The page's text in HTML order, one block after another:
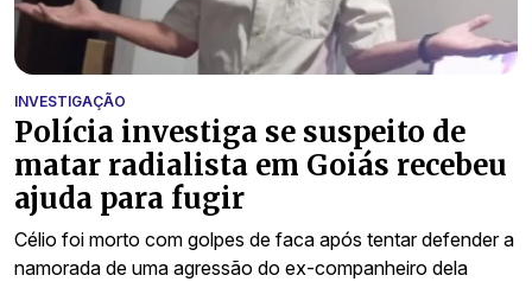
INVESTIGAÇÃO
Polícia investiga se suspeito de
matar radialista em Goiás recebeu
ajuda para fugir
Célio foi morto com golpes de faca após tentar defender a
namorada de uma agressão do ex-companheiro dela